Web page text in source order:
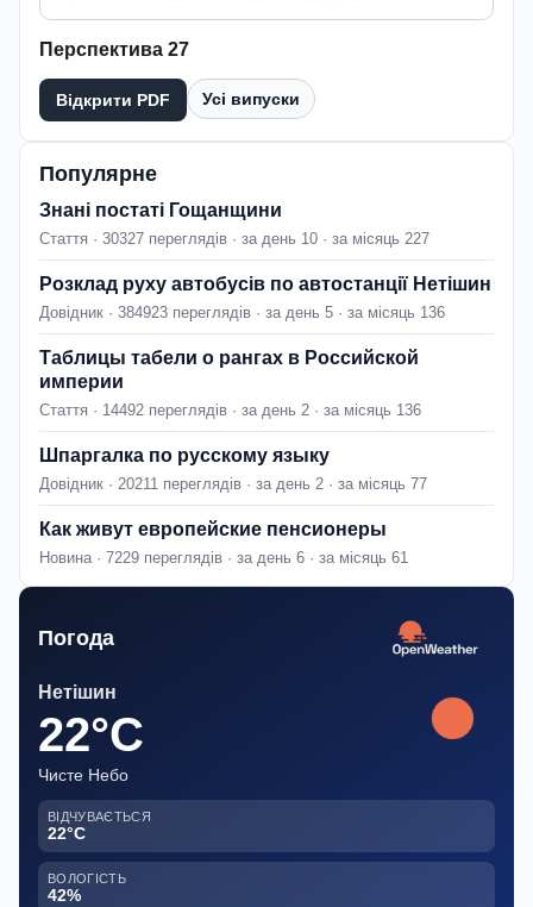
Перспектива 27
Відкрити PDF Усі випуски
Популярне
Знані постаті Гощанщини
Стаття · 30327 переглядів · за день 10 · за місяць 227
Розклад руху автобусів по автостанції Нетішин
Довідник · 384923 переглядів · за день 5 · за місяць 136
Таблицы табели о рангах в Российской
империи
Стаття · 14492 переглядів · за день 2 · за місяць 136
Шпаргалка по русскому языку
Довідник · 20211 переглядів · за день 2 · за місяць 77
Как живут европейские пенсионеры
Новина · 7229 переглядів · за день 6 · за місяць 61
Погода
Нетішин
22°C
Чисте Небо
ВІДЧУВАЄТЬСЯ
22°C
ВОЛОГІСТЬ
42%